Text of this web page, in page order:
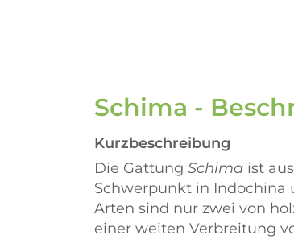
Schima -
Kurzbeschreibung
Die Gattung Schima ist
Schwerpunkt in Indochina
Arten sind nur zwei von
einer weiten Verbreitung